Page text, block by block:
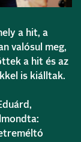
a hit, a
valósul meg,
a hit és az
is kiálltak.